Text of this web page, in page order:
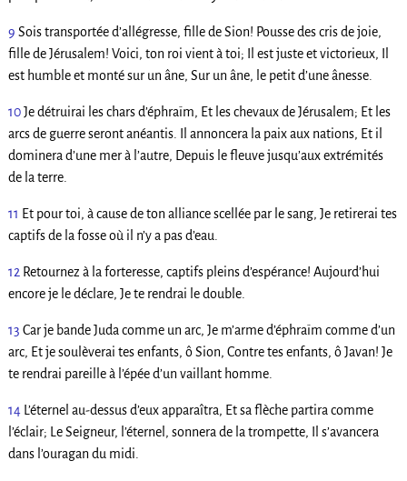
9 Sois transportée d’allégresse, fille de Sion! Pousse des cris de joie,
fille de Jérusalem! Voici, ton roi vient à toi; Il est juste et victorieux, Il
est humble et monté sur un âne, Sur un âne, le petit d’une ânesse.
10Je détruirai les chars d’éphraïm, Et les chevaux de Jérusalem; Et les
arcs de guerre seront anéantis. Il annoncera la paix aux nations, Et il
dominera d’une mer à l’autre, Depuis le fleuve jusqu’aux extrémités
de la terre.
11 Et pour toi, à cause de ton alliance scellée par le sang, Je retirerai tes
captifs de la fosse où il n’y a pas d’eau.
12 Retournez à la forteresse, captifs pleins d’espérance! Aujourd’hui
encore je le déclare, Je te rendrai le double.
13 Car je bande Juda comme un arc, Je m’arme d’éphraïm comme d’un
arc, Et je soulèverai tes enfants, ô Sion, Contre tes enfants, ô Javan! Je
te rendrai pareille à l’épée d’un vaillant homme.
14L’éternel au-dessus d’eux apparaîtra, Et sa flèche partira comme
l’éclair; Le Seigneur, l’éternel, sonnera de la trompette, Il s’avancera
dans l’ouragan du midi.